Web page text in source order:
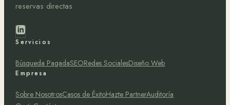
reservas directas
Servicios
Búsqueda PagadaSEORedes SocialesDiseño Web
Empresa
Sobre NosotrosCasos de ÉxitoHazte PartnerAuditoría